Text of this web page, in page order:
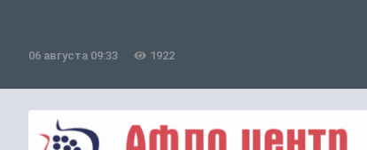
06 августа 09:33 1922